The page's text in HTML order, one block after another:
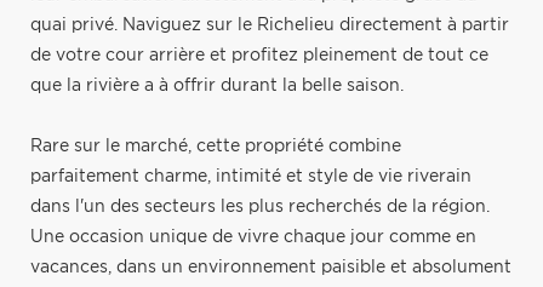
quai privé. Naviguez sur le Richelieu directement à partir
de votre cour arrière et profitez pleinement de tout ce
que la rivière a à offrir durant la belle saison.
Rare sur le marché, cette propriété combine
parfaitement charme, intimité et style de vie riverain
dans l'un des secteurs les plus recherchés de la région.
Une occasion unique de vivre chaque jour comme en
vacances, dans un environnement paisible et absolument